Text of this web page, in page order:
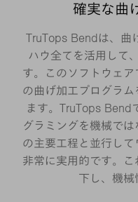
確実な曲
TruTops Bendは、曲
ハウ全てを活用して
す。このソフトウェ
の曲げ加工プログラ
ます。TruTops Bend
グラミングを機械で
の主要工程と並行し
非常に実用的です。
下し、機械